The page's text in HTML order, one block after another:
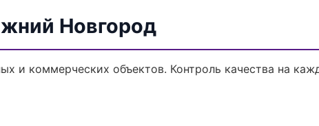
Новгород
и коммерческих объектов. Контроль качества на